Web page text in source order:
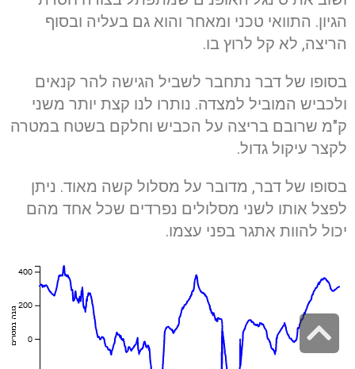
הגיון. התוואי טכני ומאחר והוא גם בעליה ובסוף
הריצה, לא קל לרוץ בו.
בסופו של דבר נתחבר לשביל הגישה להר קנאים
ולכביש המוביל למצדה. נותרו לנו קצת יותר משני
ק"מ שרובם בריצה על הכביש וחלקם בשטח במטרה
לקצר עיקול גדול.
בסופו של דבר, מדובר על מסלול קשה מאוד. ניתן
לפצל אותו לשני מסלולים נפרדים שכל אחד מהם
יכול להוות אתגר בפני עצמו.
גלילה
לראש